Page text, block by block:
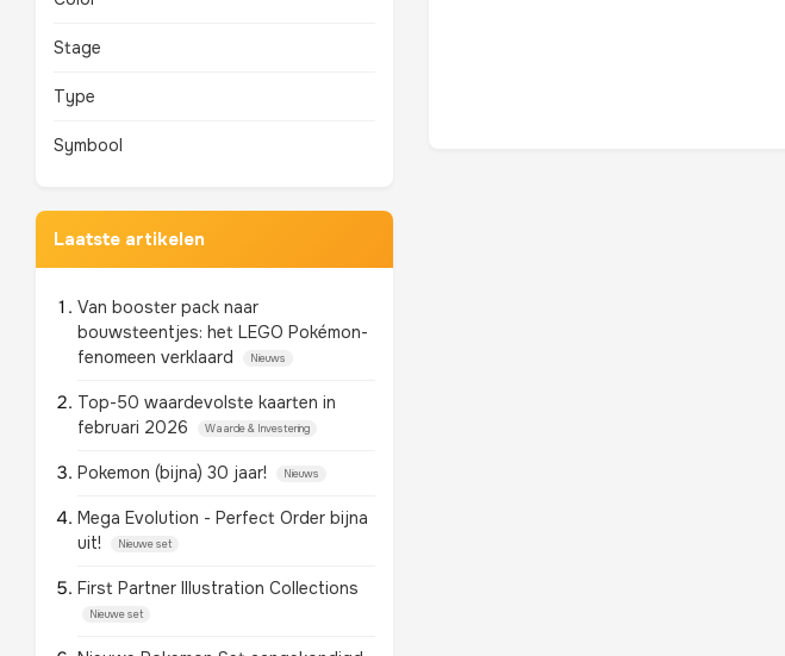
Stage
Type
Symbool
Laatste artikelen
Van booster pack naar
bouwsteentjes: het LEGO Pokémon-
fenomeen verklaard
Nieuws
Top-50 waardevolste kaarten in
februari 2026
Waarde & Investering
Pokemon (bijna) 30 jaar! Nieuws
Mega Evolution - Perfect Order bijna
uit!
Nieuwe set
First Partner Illustration Collections
Nieuwe set